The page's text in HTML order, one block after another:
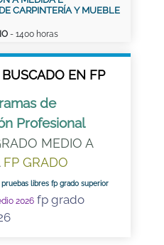
CARPINTERÍA Y MUEBLE
- 1400 horas
EN FP
de
Profesional
MEDIO A
FP GRADO
pruebas libres fp grado superior
2026 fp grado